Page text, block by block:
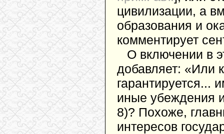
цивилизации, а
образования и
комментирует
О включении в
добавляет: «Или
гарантируется...
иные убеждения и
8)? Похоже,
интересов